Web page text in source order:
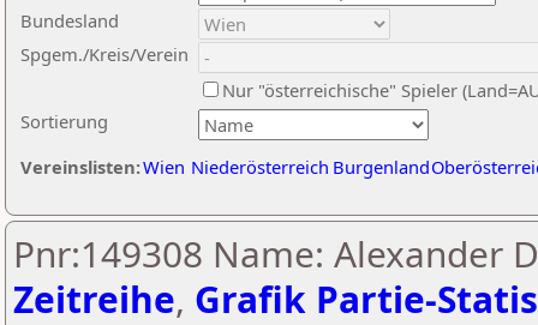
Sortierung
Bundesland
Spgem./Kreis/Verein
Nur "österreichische" Spieler
Vereinslisten:Wien Niederösterreich Burgenland
Pnr:149308 Name: Alexander
Zeitreihe, Grafik Partie-